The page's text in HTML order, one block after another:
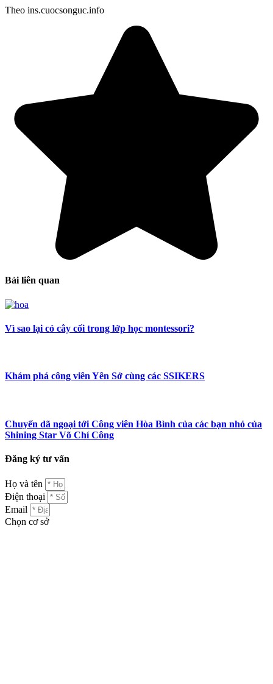
Theo ins.cuocsonguc.info
Bài liên quan
Vì sao lại có cây cối trong lớp học montessori?
Khám phá công viên Yên Sở cùng các SSIKERS
Chuyến dã ngoại tới Công viên Hòa Bình của các bạn nhỏ của
Shining Star Võ Chí Công
Đăng ký tư vấn
Họ và tên
Điện thoại
Email
Chọn cơ sở